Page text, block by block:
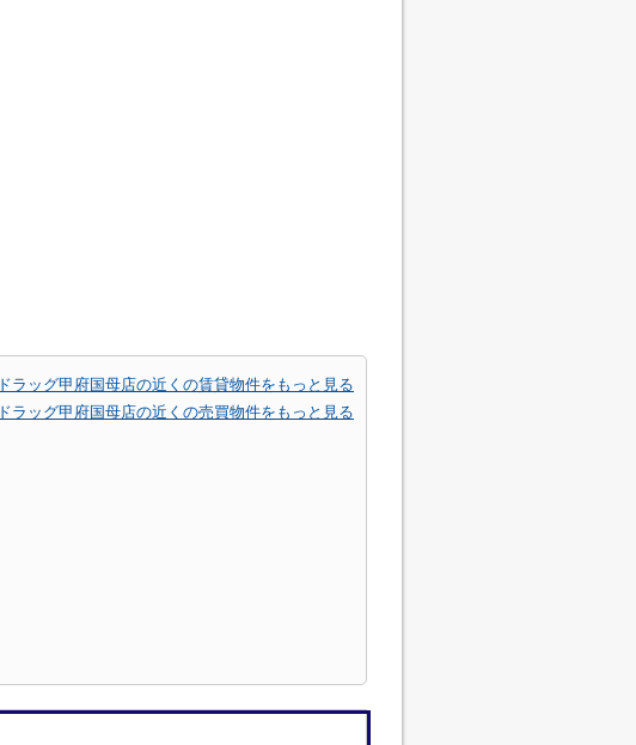
ラッグ甲府国母店の近くの賃貸物件をもっと見る
ラッグ甲府国母店の近くの売買物件をもっと見る